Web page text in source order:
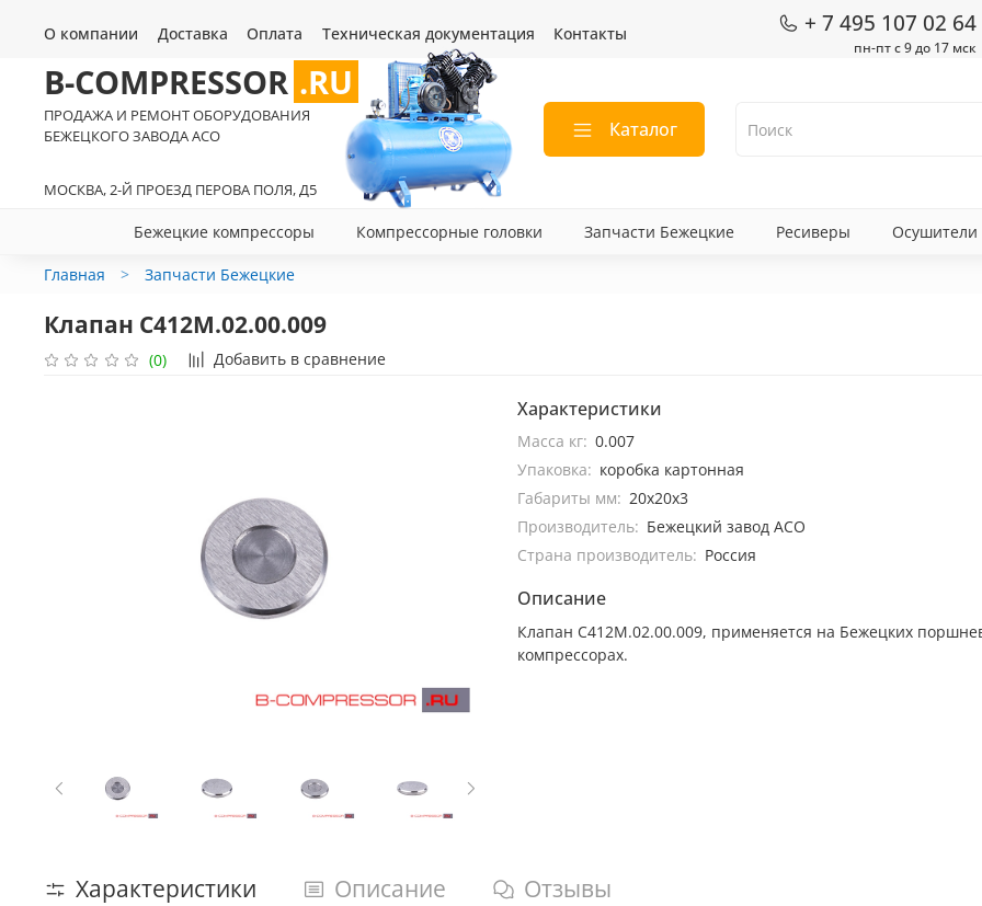
О компании Доставка Оплата Техническая документация Контакты + 7 495 107 02 64
пн-пт с 9 до 17 мск
B-COMPRESSOR .RU
ПРОДАЖА И РЕМОНТ ОБОРУДОВАНИЯ
БЕЖЕЦКОГО ЗАВОДА АСО
МОСКВА, 2-Й ПРОЕЗД ПЕРОВА ПОЛЯ, Д5
Каталог
Бежецкие компрессоры Компрессорные головки Запчасти Бежецкие Ресиверы Осушители
Главная Запчасти Бежецкие
Клапан С412М.02.00.009
(0) Добавить в сравнение
Характеристики
Масса кг: 0.007
Упаковка: коробка картонная
Габариты мм: 20х20х3
Производитель: Бежецкий завод АСО
Страна производитель: Россия
Описание
Клапан С412М.02.00.009, применяется на Бежецких
компрессорах.
Характеристики Описание Отзывы